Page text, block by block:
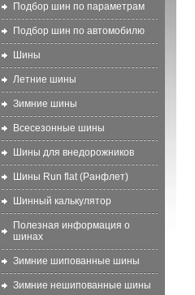
Подбор шин по параметрам
Подбор шин по автомобилю
Шины
Летние шины
Зимние шины
Всесезонные шины
Шины для внедорожников
Шины Run flat (Ранфлет)
Шинный калькулятор
Полезная информация о
шинах
Зимние шипованные шины
Зимние нешипованные шины